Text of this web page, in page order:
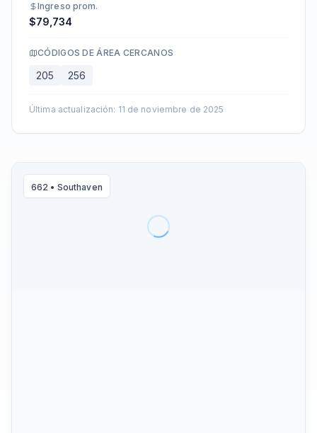
Ingreso prom.
$79,734
CÓDIGOS DE ÁREA CERCANOS
205 256
Última actualización: 11 de noviembre de 2025
662 • Southaven